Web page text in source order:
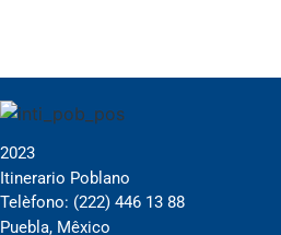
2023
Itinerario Poblano
Telèfono: (222) 446 13 88
Puebla, Mêxico